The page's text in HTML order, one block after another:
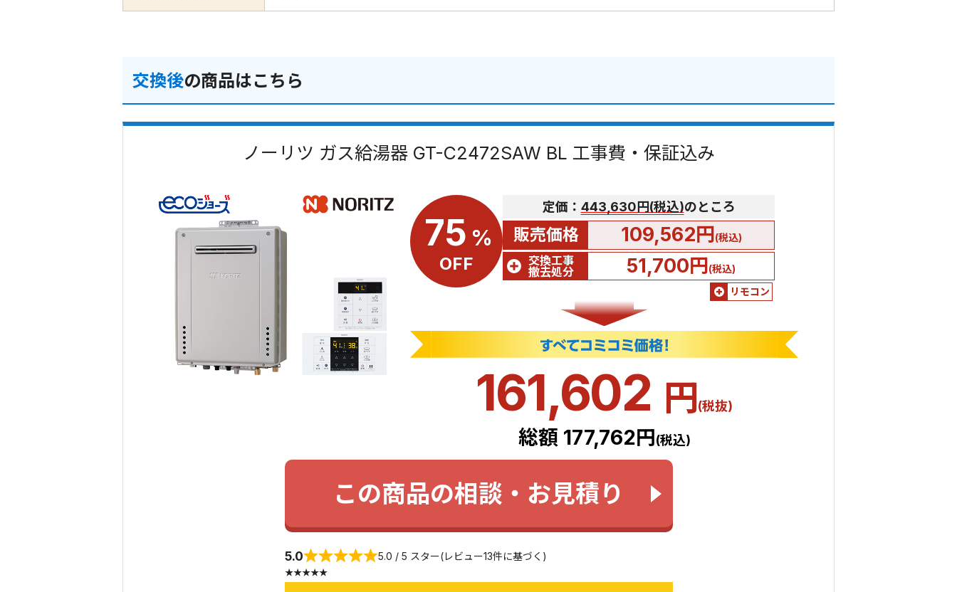
交換後の商品はこちら
ノーリツ ガス給湯器 GT-C2472SAW BL 工事費・保証込み
75 %
OFF
定価： 443,630円(税込)のところ
販売価格 109,562円(税込)
交換工事
撤去処分
51,700円(税込)
リモコン
161,602 円(税抜)
総額 177,762円(税込)
この商品の相談・お見積り
5.0 5.0 / 5 スター(レビュー13件に基づく)
★★★★★